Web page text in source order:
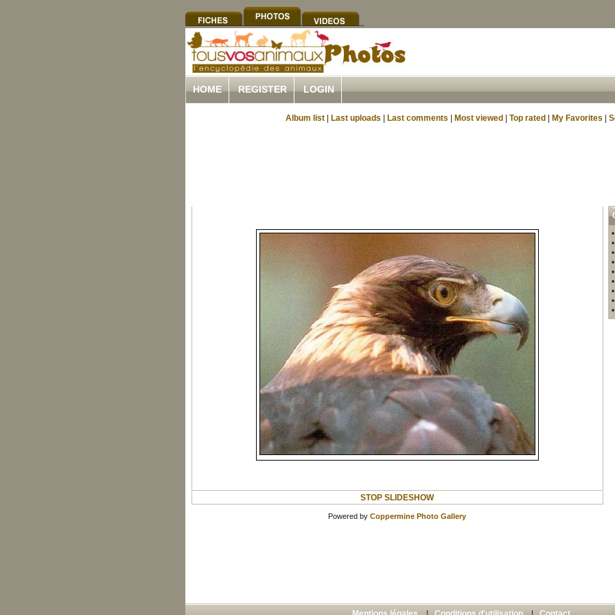
HOME REGISTER LOGIN
Album list Last uploads Last comments Most viewed Top rated My Favorites
STOP SLIDESHOW
Powered by Coppermine Photo Gallery
•
•
•
•